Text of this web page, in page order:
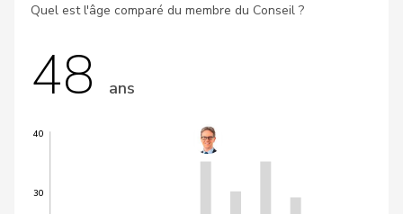
Quel est l'âge comparé du membre du Conseil ?
48 ans
30
40